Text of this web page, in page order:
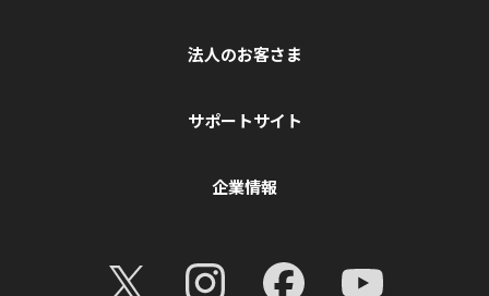
法人のお客さま
サポートサイト
企業情報